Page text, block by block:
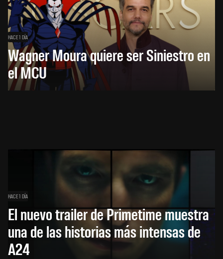
HACE 1 DÍA
Wagner Moura quiere ser Siniestro en
el MCU
HACE 1 DÍA
El nuevo trailer de Primetime muestra
una de las historias más intensas de
A24